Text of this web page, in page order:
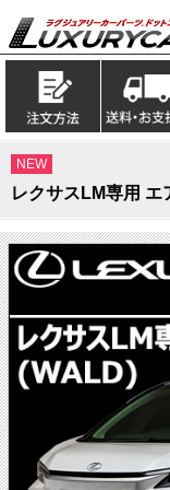
NEW
レクサスLM専用